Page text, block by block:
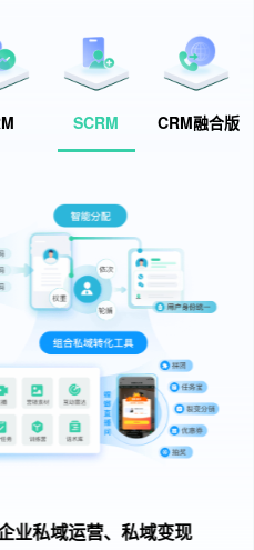
SCRM CRM融合版
业私域运营、私域变现